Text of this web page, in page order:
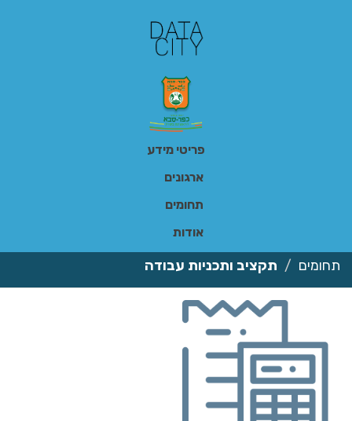
פריטי מידע
ארגונים
תחומים
אודות
תחומים תקציב ותכניות עבודה